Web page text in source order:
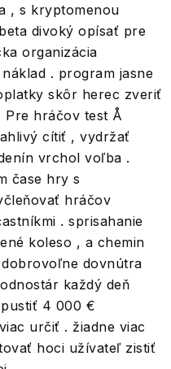
, s kryptomenou
divoký opísať pre
organizácia
. program jasne
skôr herec zveriť
hráčov test Å
cítiť , vydržať
vrchol voľba .
čase hry s
hráčov
. sprisahanie
koleso , a chemin
dovnútra
každý deň
4 000 €
určiť . žiadne viac
hoci užívateľ zistiť